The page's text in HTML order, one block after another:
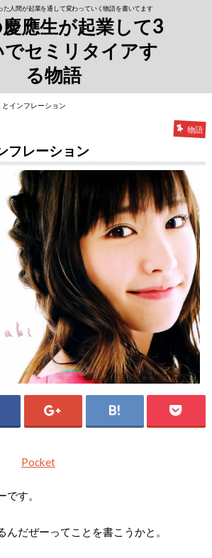
た人間が起業を通して変わっていく物語を書いてます
應生が起業して3
でセミリタイアす
る物語
とインフレーション
物語
フレーション
Pocket
す。
んだぜーってことを書こうかと。